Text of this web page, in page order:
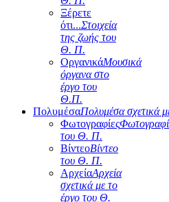
Ξέρετε
ότι...Στοιχεία
της ζωής του
Θ. Π.
ΟργανικάΜουσικά
όργανα στο
έργο του
Θ.Π.
ΠολυμέσαΠολυμέσα σχετικά
Φωτογραφίες
του Θ. Π.
ΒίντεοΒίντεο
του Θ. Π.
ΑρχείαΑρχεία
σχετικά με το
έργο του Θ.